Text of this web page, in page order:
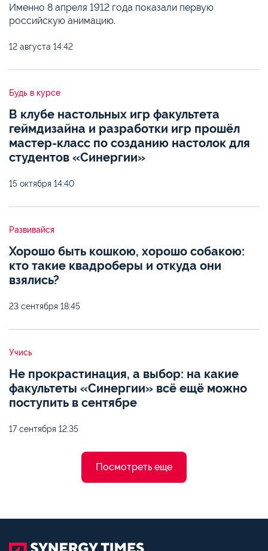
Именно 8 апреля 1912 года показали первую
российскую анимацию.
12 августа 14:42
Будь в курсе
В клубе настольных игр факультета
геймдизайна и разработки игр прошёл
мастер-класс по созданию настолок для
студентов «Синергии»
15 октября 14:40
Развивайся
Хорошо быть кошкою, хорошо собакою:
кто такие квадроберы и откуда они
взялись?
23 сентября 18:45
Учись
Не прокрастинация, а выбор: на какие
факультеты «Синергии» всё ещё можно
поступить в сентябре
17 сентября 12:35
Посмотреть еще